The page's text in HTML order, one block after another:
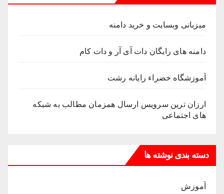
میزبانی وبسایت و خرید دامنه
دامنه های رایگان دات آی آر و دات کام
آموزشگاه خضراء رایانه رشت
ارزان ترین سرویس ارسال همزمان مطالب به شبکه
های اجتماعی
دسته بندی نوشته ها
آموزش